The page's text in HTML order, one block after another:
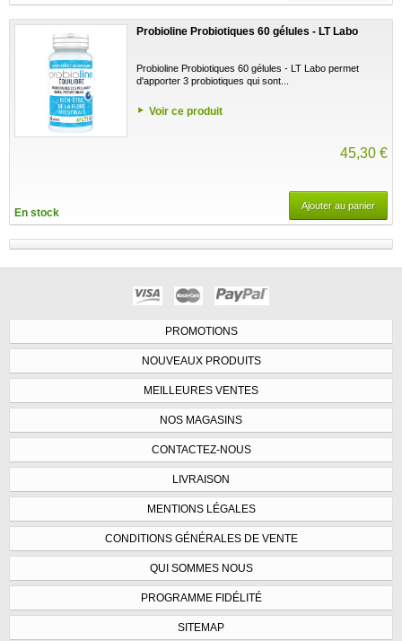
Probioline Probiotiques 60 gélules - LT Labo
Probioline Probiotiques 60 gélules - LT Labo permet
d'apporter 3 probiotiques qui sont...
Voir ce produit
45,30 €
En stock
Ajouter au panier
PROMOTIONS
NOUVEAUX PRODUITS
MEILLEURES VENTES
NOS MAGASINS
CONTACTEZ-NOUS
LIVRAISON
MENTIONS LÉGALES
CONDITIONS GÉNÉRALES DE VENTE
QUI SOMMES NOUS
PROGRAMME FIDÉLITÉ
SITEMAP